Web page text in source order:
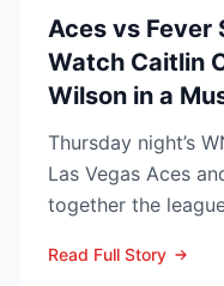
Aces vs Fever
Watch Caitlin
Wilson in a
Thursday night’s
Las Vegas Aces
together the
Read Full Story